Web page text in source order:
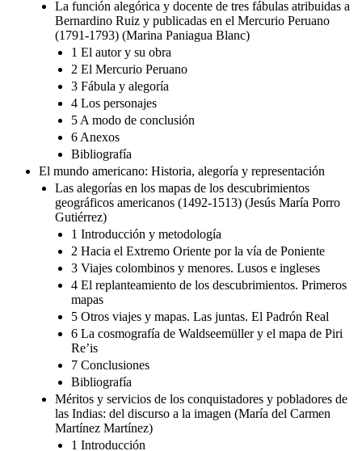
La función alegórica y docente de tres fábulas atribuidas a
Bernardino Ruiz y publicadas en el Mercurio Peruano
(1791-1793) (Marina Paniagua Blanc)
1 El autor y su obra
2 El Mercurio Peruano
3 Fábula y alegoría
4 Los personajes
5 A modo de conclusión
6 Anexos
Bibliografía
El mundo americano: Historia, alegoría y representación
Las alegorías en los mapas de los descubrimientos
geográficos americanos (1492-1513) (Jesús María Porro
Gutiérrez)
1 Introducción y metodología
2 Hacia el Extremo Oriente por la vía de Poniente
3 Viajes colombinos y menores. Lusos e ingleses
4 El replanteamiento de los descubrimientos. Primeros
mapas
5 Otros viajes y mapas. Las juntas. El Padrón Real
6 La cosmografía de Waldseemüller y el mapa de Piri
Re’is
7 Conclusiones
Bibliografía
Méritos y servicios de los conquistadores y pobladores de
las Indias: del discurso a la imagen (María del Carmen
Martínez Martínez)
1 Introducción